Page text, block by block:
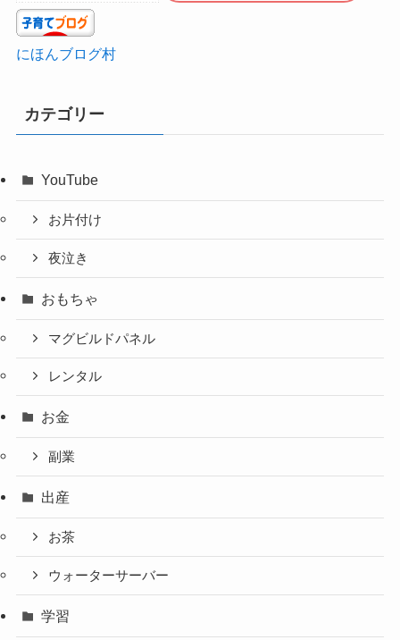
にほんブログ村
カテゴリー
YouTube
お片付け
夜泣き
おもちゃ
マグビルドパネル
レンタル
お金
副業
出産
お茶
ウォーターサーバー
学習